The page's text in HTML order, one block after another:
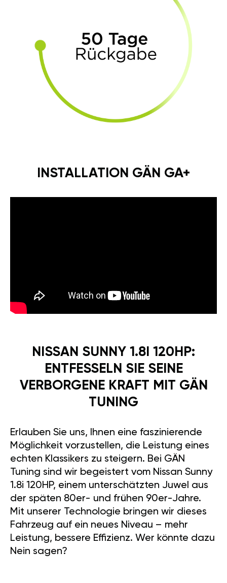
INSTALLATION GÄN GA+
NISSAN SUNNY 1.8I 120HP:
ENTFESSELN SIE SEINE
VERBORGENE KRAFT MIT GÄN
TUNING
Erlauben Sie uns, Ihnen eine faszinierende
Möglichkeit vorzustellen, die Leistung eines
echten Klassikers zu steigern. Bei GÄN
Tuning sind wir begeistert vom Nissan Sunny
1.8i 120HP, einem unterschätzten Juwel aus
der späten 80er- und frühen 90er-Jahre.
Mit unserer Technologie bringen wir dieses
Fahrzeug auf ein neues Niveau – mehr
Leistung, bessere Effizienz. Wer könnte dazu
Nein sagen?